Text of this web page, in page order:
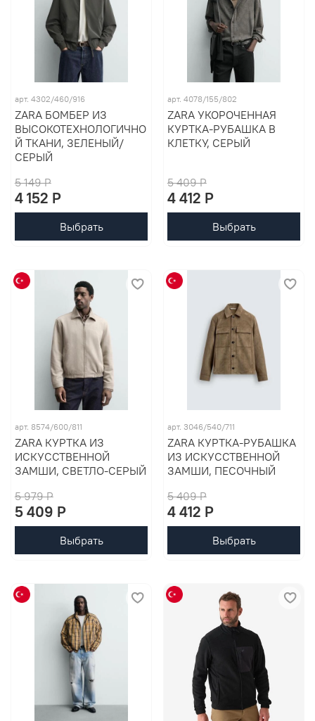
арт. 4302/460/916
ZARA БОМБЕР ИЗ
ВЫСОКОТЕХНОЛОГИЧНО
Й ТКАНИ, ЗЕЛЕНЫЙ/
СЕРЫЙ
5 149 P
4 152 P
Выбрать
арт. 4078/155/802
ZARA УКОРОЧЕННАЯ
КУРТКА-РУБАШКА В
КЛЕТКУ, СЕРЫЙ
5 409 P
4 412 P
Выбрать
арт. 8574/600/811
ZARA КУРТКА ИЗ
ИСКУССТВЕННОЙ
ЗАМШИ, СВЕТЛО-СЕРЫЙ
5 979 P
5 409 P
Выбрать
арт. 3046/540/711
ZARA КУРТКА-РУБАШКА
ИЗ ИСКУССТВЕННОЙ
ЗАМШИ, ПЕСОЧНЫЙ
5 409 P
4 412 P
Выбрать